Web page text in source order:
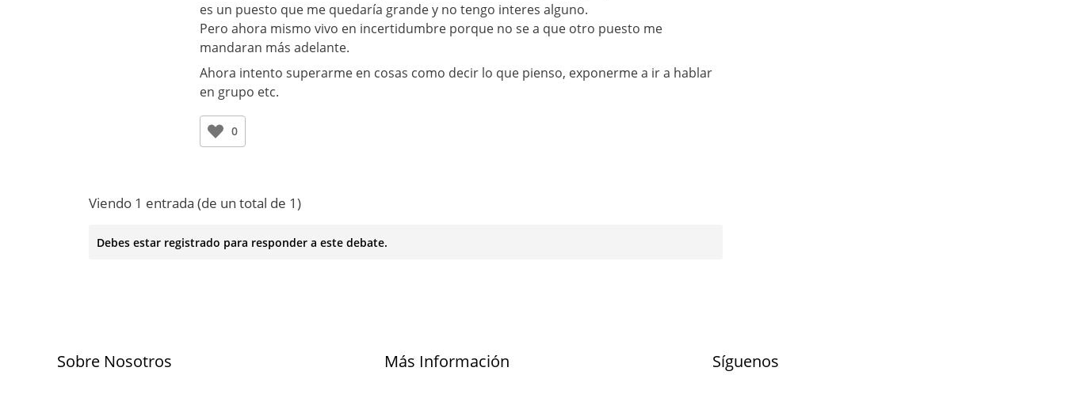
es un puesto que me quedaría grande y no tengo interes alguno.
Pero ahora mismo vivo en incertidumbre porque no se a que otro puesto me
mandaran más adelante.
Ahora intento superarme en cosas como decir lo que pienso, exponerme a ir a hablar
en grupo etc.
0
Viendo 1 entrada (de un total de 1)
Debes estar registrado para responder a este debate.
Sobre Nosotros Más Información Síguenos